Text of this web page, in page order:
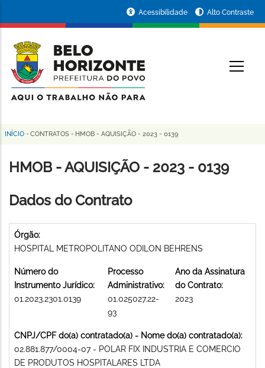
conteúdo
principal
da
Prefeitura
de
Horizonte
Acessibilidade Alto Contraste
Trilha
de
INÍCIO - CONTRATOS - HMOB - AQUISIÇÃO - 2023 - 0139
HMOB - AQUISIÇÃO - 2023 - 0139
Dados do Contrato
Órgão:
HOSPITAL METROPOLITANO ODILON BEHRENS
Número do
Instrumento Jurídico:
01.2023.2301.0139
Processo
Administrativo:
01.025027.22-
93
Ano da Assinatura
do Contrato:
2023
CNPJ/CPF do(a) contratado(a) - Nome do(a) contratado(a):
02.881.877/0004-07 - POLAR FIX INDUSTRIA E COMERCIO
DE PRODUTOS HOSPITALARES LTDA